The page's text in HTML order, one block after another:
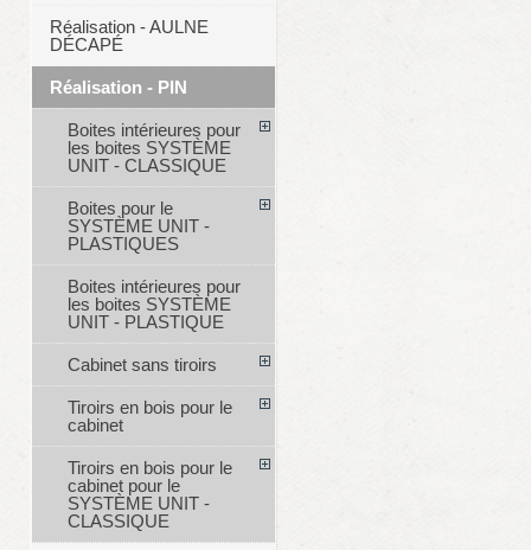
Réalisation - AULNE
DÉCAPÉ
Réalisation - PIN
Boites intérieures pour
les boites SYSTÈME
UNIT - CLASSIQUE
Boites pour le
SYSTÈME UNIT -
PLASTIQUES
Boites intérieures pour
les boites SYSTÈME
UNIT - PLASTIQUE
Cabinet sans tiroirs
Tiroirs en bois pour le
cabinet
Tiroirs en bois pour le
cabinet pour le
SYSTÈME UNIT -
CLASSIQUE